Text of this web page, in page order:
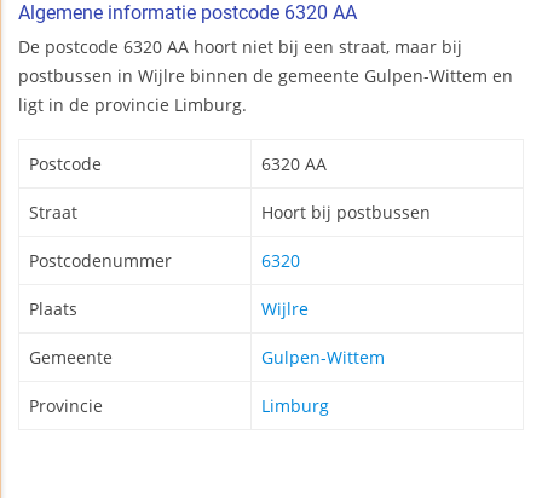
Algemene informatie postcode 6320 AA
De postcode 6320 AA hoort niet bij een straat, maar bij
postbussen in Wijlre binnen de gemeente Gulpen-Wittem en
ligt in de provincie Limburg.
Postcode 6320 AA
Straat Hoort bij postbussen
Postcodenummer 6320
Plaats Wijlre
Gemeente Gulpen-Wittem
Provincie Limburg